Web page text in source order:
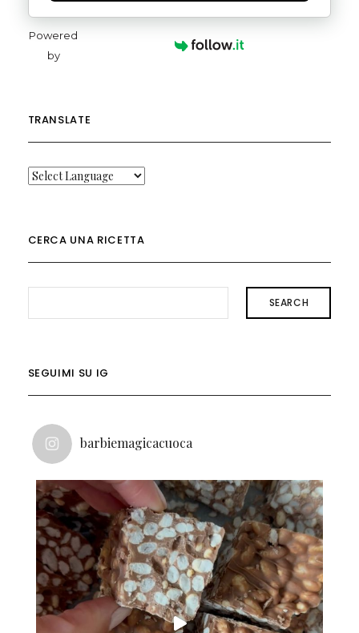
Powered
by
TRANSLATE
CERCA UNA RICETTA
SEARCH
SEGUIMI SU IG
barbiemagicacuoca